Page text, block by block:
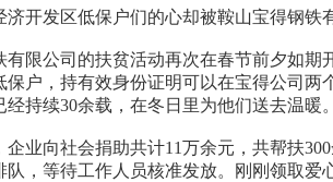
开发区低保户们的心却被鞍山宝得钢铁
公司的扶贫活动再次在春节前夕如期
户，持有效身份证明可以在宝得公司两
持续30余载，在冬日里为他们送去温暖
向社会捐助共计11万余元，共帮扶
，等待工作人员核准发放。刚刚领取爱